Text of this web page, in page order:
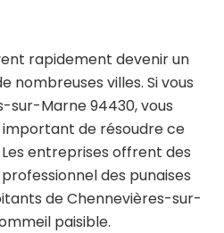
rapidement devenir un
nombreuses villes. Si vous
sur-Marne 94430, vous
important de résoudre ce
entreprises offrent des
des punaises
de Chennevières-sur-
paisible.